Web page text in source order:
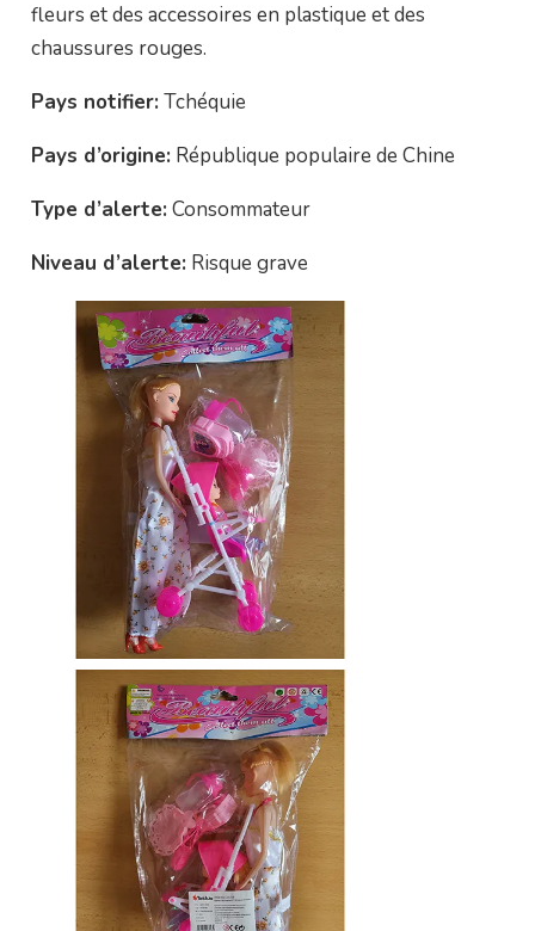
fleurs et des accessoires en plastique et des
chaussures rouges.
Pays notifier: Tchéquie
Pays d’origine: République populaire de Chine
Type d’alerte: Consommateur
Niveau d’alerte: Risque grave